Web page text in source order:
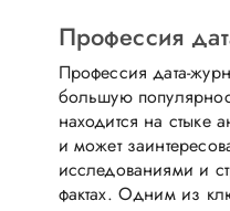
Профессия
Профессия дата-
большую
находится на стыке
и может
исследованиями и
фактах. Одним из